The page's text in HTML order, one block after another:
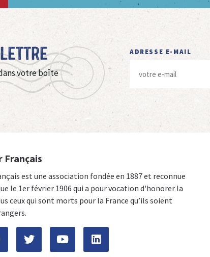
Lettre
votre boîte
ADRESSE E-MAIL
Français
est une association fondée en 1887 et reconnue
le 1er février 1906 qui a pour vocation d'honorer la
ceux qui sont morts pour la France qu’ils soient